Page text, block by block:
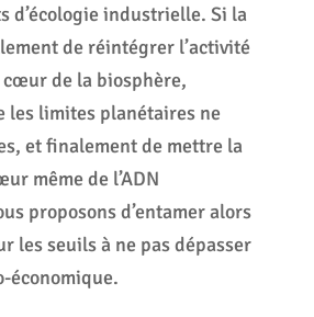
d’écologie industrielle. Si la
de réintégrer l’activité
cœur de la biosphère,
les limites planétaires ne
et finalement de mettre la
même de l’ADN
proposons d’entamer alors
les seuils à ne pas dépasser
économique.